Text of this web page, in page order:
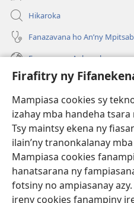
Firafitry ny
Mampiasa cookies sy
izahay mba handeha
Tsy maintsy ekena ny
ilain’ny tranonkalanay
Mampiasa cookies
hanatsarana ny
fotsiny no ampiasanay
ireny cookies fanampiny
Hikaroka
Fanazavana ho An’ny
Fanazavana Ankapobeny
Fanampiana
Fanomezana
(manokatra
rohy)
FITEHIRIZAM-BOKIN’NY
(manokatra
rohy)
JW Hub
(manokatra
rohy)
JW Library